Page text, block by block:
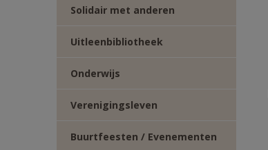
Solidair met anderen
Uitleenbibliotheek
Onderwijs
Verenigingsleven
Buurtfeesten / Evenementen